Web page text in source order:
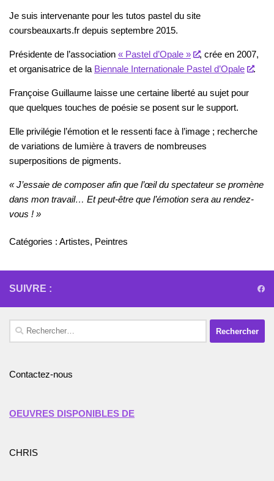
Je suis intervenante pour les tutos pastel du site
coursbeauxarts.fr depuis septembre 2015.
Présidente de l’association « Pastel d’Opale »
, crée en 2007,
et organisatrice de la Biennale Internationale Pastel d’Opale .
Françoise Guillaume laisse une certaine liberté au sujet pour
que quelques touches de poésie se posent sur le support.
Elle privilégie l’émotion et le ressenti face à l’image ; recherche
de variations de lumière à travers de nombreuses
superpositions de pigments.
« J’essaie de composer afin que l’œil du spectateur se promène
dans mon travail… Et peut-être que l’émotion sera au rendez-
vous ! »
Catégories : Artistes, Peintres
SUIVRE :
Rechercher :
Contactez-nous
OEUVRES DISPONIBLES DE
CHRIS